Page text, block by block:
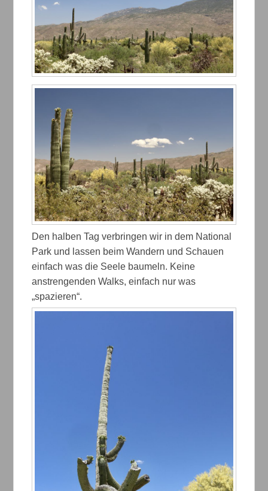
Den halben Tag verbringen wir in dem National
Park und lassen beim Wandern und Schauen
einfach was die Seele baumeln. Keine
anstrengenden Walks, einfach nur was
„spazieren“.